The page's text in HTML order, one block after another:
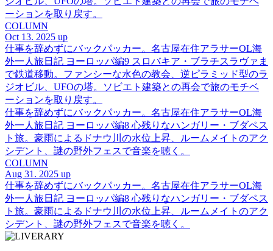
ーションを取り戻す。
COLUMN
Oct 13. 2025 up
仕事を辞めずにバックパッカー。名古屋在住アラサーOL海
外一人旅日記 ヨーロッパ編9 スロバキア・ブラチスラヴァま
で鉄道移動。ファンシーな水色の教会、逆ピラミッド型のラ
ジオビル、UFOの塔。ソビエト建築との再会で旅のモチベ
ーションを取り戻す。
仕事を辞めずにバックパッカー。名古屋在住アラサーOL海
外一人旅日記 ヨーロッパ編8 心残りなハンガリー・ブダペス
ト旅。豪雨によるドナウ川の水位上昇、ルームメイトのアク
シデント、謎の野外フェスで音楽を聴く。
COLUMN
Aug 31. 2025 up
仕事を辞めずにバックパッカー。名古屋在住アラサーOL海
外一人旅日記 ヨーロッパ編8 心残りなハンガリー・ブダペス
ト旅。豪雨によるドナウ川の水位上昇、ルームメイトのアク
シデント、謎の野外フェスで音楽を聴く。